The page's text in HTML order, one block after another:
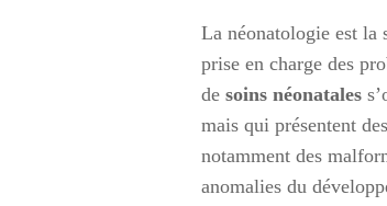
La néonatologie est la
prise en charge des
desoins néonatales
mais qui présentent
notamment des
anomalies du